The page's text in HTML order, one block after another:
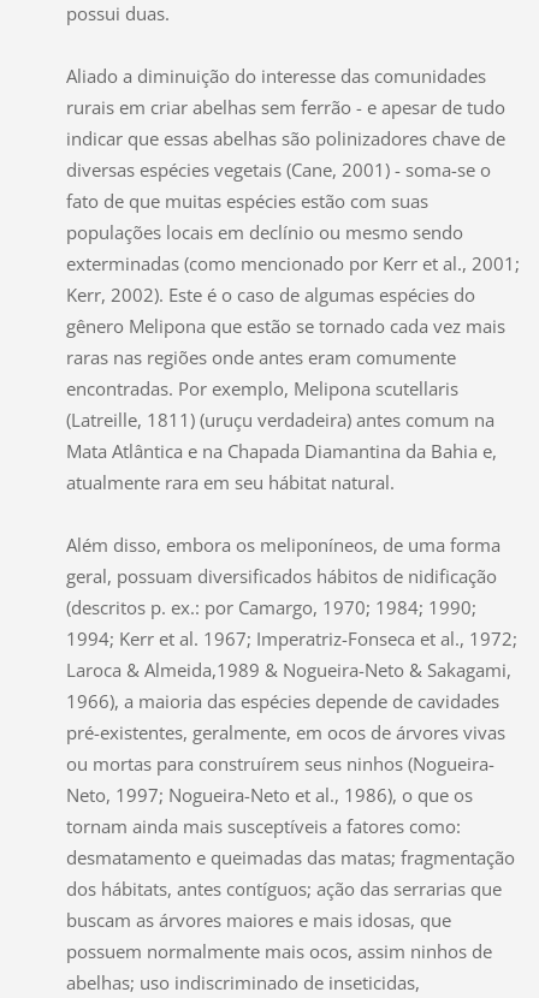
possui duas.
Aliado a diminuição do interesse das comunidades
rurais em criar abelhas sem ferrão - e apesar de tudo
indicar que essas abelhas são polinizadores chave de
diversas espécies vegetais (Cane, 2001) - soma-se o
fato de que muitas espécies estão com suas
populações locais em declínio ou mesmo sendo
exterminadas (como mencionado por Kerr et al., 2001;
Kerr, 2002). Este é o caso de algumas espécies do
gênero Melipona que estão se tornado cada vez mais
raras nas regiões onde antes eram comumente
encontradas. Por exemplo, Melipona scutellaris
(Latreille, 1811) (uruçu verdadeira) antes comum na
Mata Atlântica e na Chapada Diamantina da Bahia e,
atualmente rara em seu hábitat natural.
Além disso, embora os meliponíneos, de uma forma
geral, possuam diversificados hábitos de nidificação
(descritos p. ex.: por Camargo, 1970; 1984; 1990;
1994; Kerr et al. 1967; Imperatriz-Fonseca et al., 1972;
Laroca & Almeida,1989 & Nogueira-Neto & Sakagami,
1966), a maioria das espécies depende de cavidades
pré-existentes, geralmente, em ocos de árvores vivas
ou mortas para construírem seus ninhos (Nogueira-
Neto, 1997; Nogueira-Neto et al., 1986), o que os
tornam ainda mais susceptíveis a fatores como:
desmatamento e queimadas das matas; fragmentação
dos hábitats, antes contíguos; ação das serrarias que
buscam as árvores maiores e mais idosas, que
possuem normalmente mais ocos, assim ninhos de
abelhas; uso indiscriminado de inseticidas,